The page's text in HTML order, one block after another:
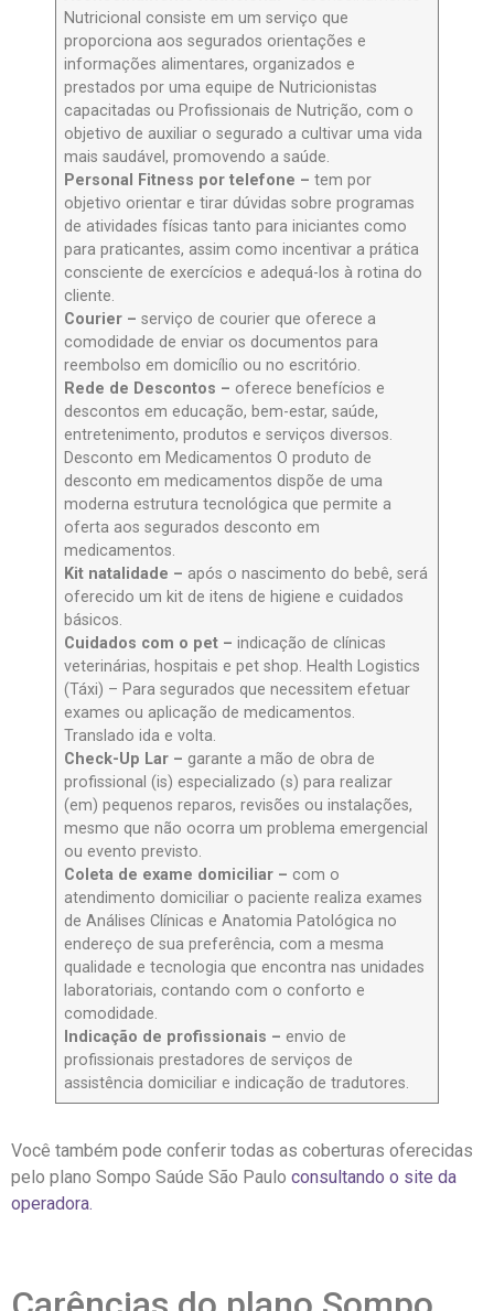
Nutricional consiste em um serviço que
proporciona aos segurados orientações e
informações alimentares, organizados e
prestados por uma equipe de Nutricionistas
capacitadas ou Profissionais de Nutrição, com o
objetivo de auxiliar o segurado a cultivar uma vida
mais saudável, promovendo a saúde.
Personal Fitness por telefone – tem por
objetivo orientar e tirar dúvidas sobre programas
de atividades físicas tanto para iniciantes como
para praticantes, assim como incentivar a prática
consciente de exercícios e adequá-los à rotina do
cliente.
Courier –serviço de courier que oferece a
comodidade de enviar os documentos para
reembolso em domicílio ou no escritório.
Rede de Descontos – oferece benefícios e
descontos em educação, bem-estar, saúde,
entretenimento, produtos e serviços diversos.
Desconto em Medicamentos O produto de
desconto em medicamentos dispõe de uma
moderna estrutura tecnológica que permite a
oferta aos segurados desconto em
medicamentos.
Kit natalidade – após o nascimento do bebê, será
oferecido um kit de itens de higiene e cuidados
básicos.
Cuidados com o pet – indicação de clínicas
veterinárias, hospitais e pet shop. Health Logistics
(Táxi) – Para segurados que necessitem efetuar
exames ou aplicação de medicamentos.
Translado ida e volta.
Check-Up Lar – garante a mão de obra de
profissional (is) especializado (s) para realizar
(em) pequenos reparos, revisões ou instalações,
mesmo que não ocorra um problema emergencial
ou evento previsto.
Coleta de exame domiciliar –com o
atendimento domiciliar o paciente realiza exames
de Análises Clínicas e Anatomia Patológica no
endereço de sua preferência, com a mesma
qualidade e tecnologia que encontra nas unidades
laboratoriais, contando com o conforto e
comodidade.
Indicação de profissionais – envio de
profissionais prestadores de serviços de
assistência domiciliar e indicação de tradutores.
Você também pode conferir todas as coberturas oferecidas
pelo plano Sompo Saúde São Paulo consultando o site da
operadora.